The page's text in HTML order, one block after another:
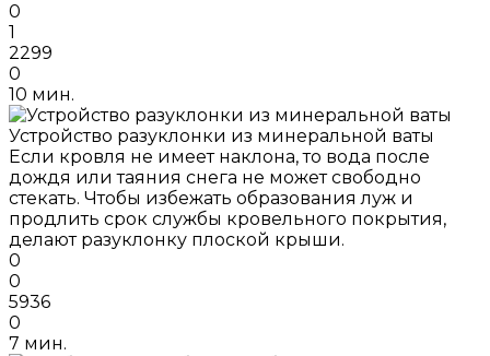
0
1
2299
0
10 мин.
Устройство разуклонки из минеральной ваты
Если кровля не имеет наклона, то вода после
дождя или таяния снега не может свободно
стекать. Чтобы избежать образования луж и
продлить срок службы кровельного покрытия,
делают разуклонку плоской крыши.
0
0
5936
0
7 мин.